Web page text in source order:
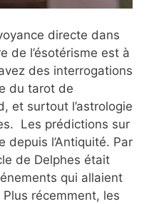
directe dans
de l’ésotérisme est à
des interrogations
du tarot de
et surtout l’astrologie
Les prédictions sur
depuis l’Antiquité. Par
de Delphes était
qui allaient
récemment, les